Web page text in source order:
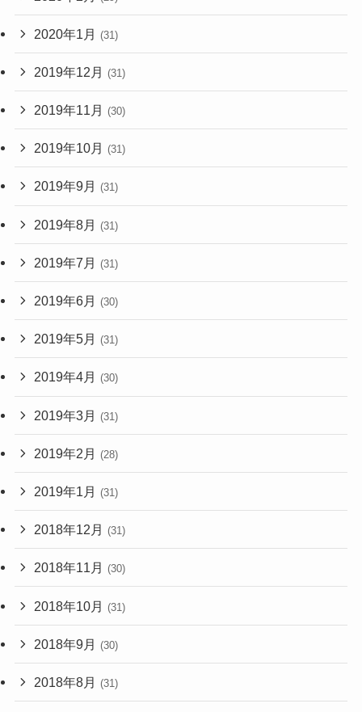
2020年1月 (31)
2019年12月 (31)
2019年11月 (30)
2019年10月 (31)
2019年9月 (31)
2019年8月 (31)
2019年7月 (31)
2019年6月 (30)
2019年5月 (31)
2019年4月 (30)
2019年3月 (31)
2019年2月 (28)
2019年1月 (31)
2018年12月 (31)
2018年11月 (30)
2018年10月 (31)
2018年9月 (30)
2018年8月 (31)